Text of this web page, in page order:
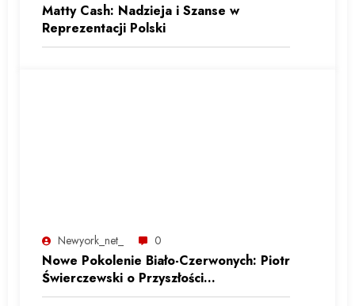
Matty Cash: Nadzieja i Szanse w
Reprezentacji Polski
Newyork_net_ 0
Nowe Pokolenie Biało-Czerwonych: Piotr
Świerczewski o Przyszłości
Reprezentacji Polski